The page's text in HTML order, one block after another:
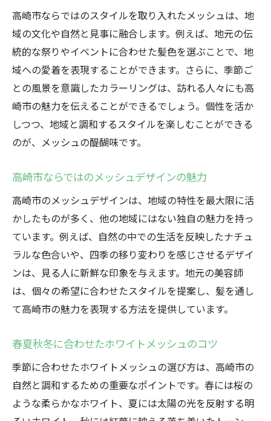
高崎市流のメッシュデザインの提案
ホワイトメッシュを引き立てるテクニック
最新トレンドと自然の融合を目指して
高崎の美容師が選ぶメッシュスタイル
ホワイトブリーチメッシュと季節の風景
季節に合わせたメッシュスタイルの選び方
ホワイトメッシュで感じる春夏秋冬の風景
高崎市の四季を楽しむメッシュの魅力
自然と調和するメッシュのデザイン
季節の変化を取り入れたメッシュの美しさ
風景に溶け込むホワイトブリーチの魅力
高崎市で叶える透明感あるメッシュスタイル
透明感を引き出すホワイトメッシュの技術
高崎市で体験する輝くメッシュスタイル
地元ならではの自然美を活かしたメッシュ
透明感あふれる髪色を楽しむ秘訣
美容師が教える透明感UPのメッシュ術
群馬県の魅力を引き立てるメッシュデザイン
群馬の自然美を強調するメッシュの魅力
高崎市ならではのスタイルを取り入れたメッシュは、地
域の文化や自然と見事に融合します。例えば、地元の伝
統的な祭りやイベントに合わせた髪色を選ぶことで、地
域への愛着を表現することができます。さらに、季節ご
との風景を意識したカラーリングは、訪れる人々にも高
崎市の魅力を伝えることができるでしょう。個性を活か
しつつ、地域と調和するスタイルを楽しむことができる
のが、メッシュの醍醐味です。
高崎市ならではのメッシュデザインの魅力
高崎市のメッシュデザインは、地域の特性を最大限に活
かしたものが多く、他の地域にはない独自の魅力を持っ
ています。例えば、自然の中での生活を反映したナチュ
ラルな色合いや、四季の移り変わりを感じさせるデザイ
ンは、見る人に新鮮な印象を与えます。地元の美容師
は、個々の希望に合わせたスタイルを提案し、髪を通し
て高崎市の魅力を表現する方法を提供しています。
春夏秋冬に合わせたホワイトメッシュのコツ
季節に合わせたホワイトメッシュの選び方は、高崎市の
自然と調和するための重要なポイントです。春には桜の
ような柔らかなホワイト、夏には太陽の光を反射する明